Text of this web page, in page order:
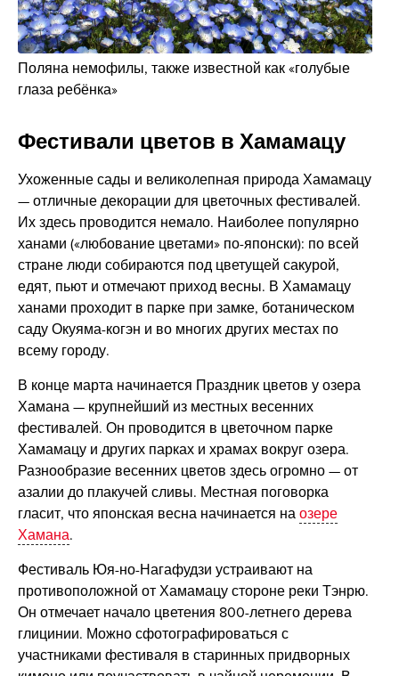
Поляна немофилы, также известной как «голубые
глаза ребёнка»
Фестивали цветов в Хамамацу
Ухоженные сады и великолепная природа Хамамацу
— отличные декорации для цветочных фестивалей.
Их здесь проводится немало. Наиболее популярно
ханами («любование цветами» по-японски): по всей
стране люди собираются под цветущей сакурой,
едят, пьют и отмечают приход весны. В Хамамацу
ханами проходит в парке при замке, ботаническом
саду Окуяма-когэн и во многих других местах по
всему городу.
В конце марта начинается Праздник цветов у озера
Хамана — крупнейший из местных весенних
фестивалей. Он проводится в цветочном парке
Хамамацу и других парках и храмах вокруг озера.
Разнообразие весенних цветов здесь огромно — от
азалии до плакучей сливы. Местная поговорка
гласит, что японская весна начинается на озере
Хамана.
Фестиваль Юя-но-Нагафудзи устраивают на
противоположной от Хамамацу стороне реки Тэнрю.
Он отмечает начало цветения 800-летнего дерева
глицинии. Можно сфотографироваться с
участниками фестиваля в старинных придворных